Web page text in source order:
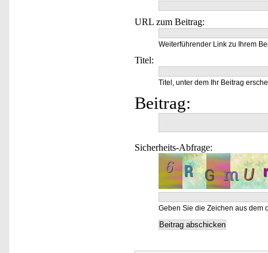
URL zum Beitrag:
Weiterführender Link zu Ihrem
Titel:
Titel, unter dem Ihr Beitrag
Beitrag:
Sicherheits-Abfrage:
Geben Sie die Zeichen aus dem